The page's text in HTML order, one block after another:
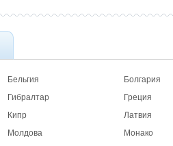
Бельгия Болгария
Гибралтар Греция
Кипр Латвия
Молдова Монако